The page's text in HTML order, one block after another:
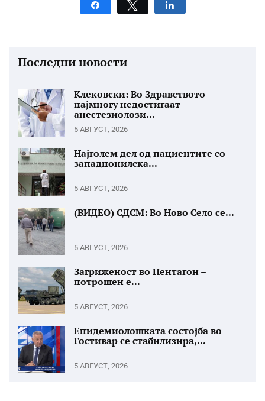
Tweet
Последни новости
Клековски: Во Здравството
најмногу недостигаат
анестезиолози...
5 АВГУСТ, 2026
Најголем дел од пациентите со
западнонилска...
5 АВГУСТ, 2026
(ВИДЕО) СДСМ: Во Ново Село се...
5 АВГУСТ, 2026
Загриженост во Пентагон –
потрошен е...
5 АВГУСТ, 2026
Епидемиолошката состојба во
Гостивар се стабилизира,...
5 АВГУСТ, 2026